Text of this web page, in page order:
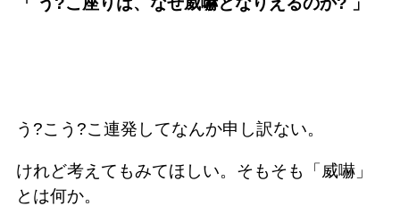
う?こう?こ連発してなんか申し訳ない。
けれど考えてもみてほしい。そもそも「威嚇」
とは何か。